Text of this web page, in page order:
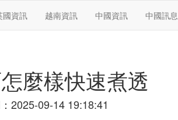
國資訊 越南資訊 中國資訊 中國訊息
麼樣快速煮透
2025-09-14 19:18:41